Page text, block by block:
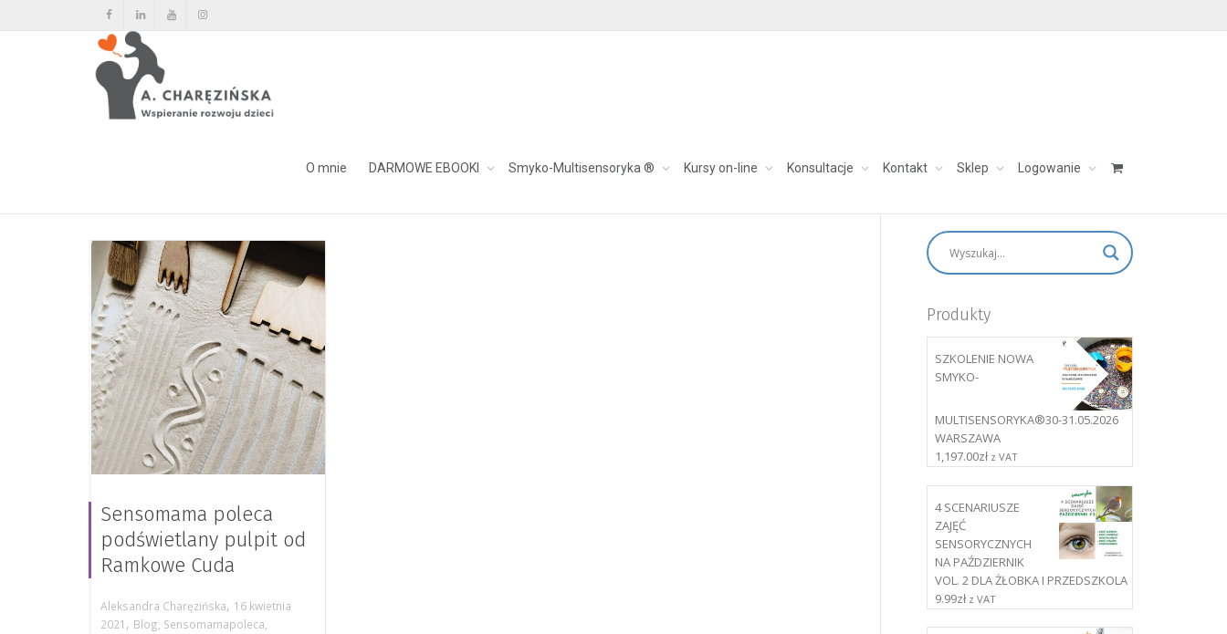
O mnie DARMOWE EBOOKI Smyko-Multisensoryka ® Kursy on-line Konsultacje Kontakt Sklep Logowanie
skontaktuj się: aleksandra@charezinska.pl
Sensomama poleca
podświetlany pulpit od
Ramkowe Cuda
Aleksandra Charęzińska, 16 kwietnia
2021 , Blog, Sensomamapoleca,
Produkty
SZKOLENIE NOWA
SMYKO-
MULTISENSORYKA®30-31.05.2026
WARSZAWA
1,197.00zł z VAT
4 SCENARIUSZE
ZAJĘĆ
SENSORYCZNYCH
NA PAŹDZIERNIK
VOL. 2 DLA ŻŁOBKA I PRZEDSZKOLA
9.99zł z VAT